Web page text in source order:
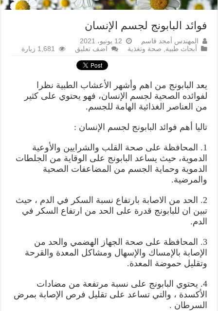
فوائد البابونج لجسم الإنسان
المهندس أمجد قاسم
12 يونيو، 2021
أبحاث طبية, صحة وتغذية اضف تعليق 1,681 زيارة
يعد البابونج من اهم وأشهر الأعشاب الطبية نظرا
لفوائده الصحية لجسم الإنسان، فهو يحتوي على كثير
من العناصر الغذائية الهامة للجسم.
تاليا أهم فوائد البابونج لجسم الإنسان :
1. المحافظة على صحة القلب والشرايين والأوعية
الدموية، حيث يساعد البابونج على الوقاية من الجلطات
الدموية وحماية الجسم من المضاعفات الصحية
والمرضية.
2. الحد من الاصابة بارتفاع نسبة السكر في الدم ، حيث
تبين ان للبابونج قدرة على الحد من ارتفاع السكر في
الدم.
3. المحافظة على صحة الجهاز الهضمي والحد من
الإصابة بالإمساك والإسهال ومشاكل المعدة والقرحة
وتقليل حموضة المعدة.
4. يحتوي البابونج على نسبة مرتفعة من مضادات
الأكسدة ، والتي تساعد على تقليل فرص الإصابة بمرض
السرطان .